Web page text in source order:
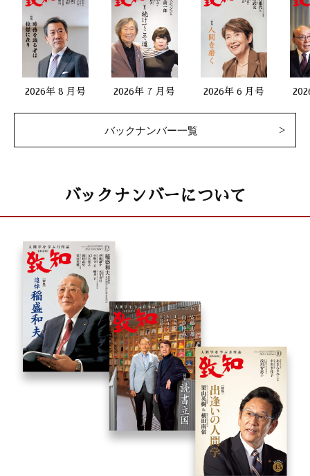
2026年 8 月号 2026年 7 月号 2026年 6 月号
バックナンバー一覧
バックナンバーについて